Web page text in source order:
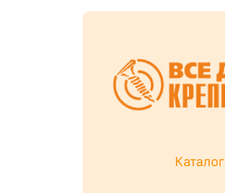
Каталог